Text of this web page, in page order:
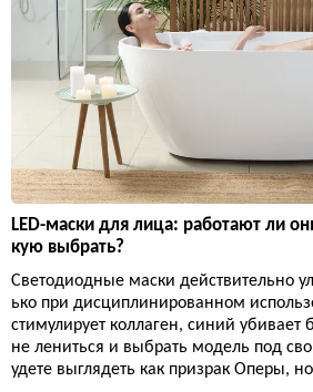
LED-маски для лица: работают ли
кую выбрать?
Светодиодные маски действительно
ько при дисциплинированном
стимулирует коллаген, синий убивает
не лениться и выбрать модель под
удете выглядеть как призрак Оперы, но